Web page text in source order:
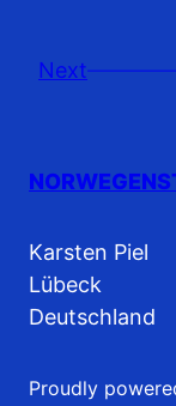
Next
Karsten Piel
Lübeck
Deutschland
Proudly